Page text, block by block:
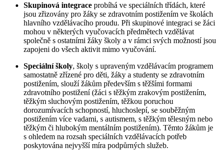
Skupinová integrace probíhá ve speciálních třídách, které
jsou zřizovány pro žáky se zdravotním postižením ve školách
hlavního vzdělávacího proudu. Při skupinové integraci se žáci
mohou v některých vyučovacích předmětech vzdělávat
společně s ostatními žáky školy a v rámci svých možností jsou
zapojeni do všech aktivit mimo vyučování.
Speciální školy, školy s upraveným vzdělávacím programem
samostatně zřízené pro děti, žáky a studenty se zdravotním
postižením, slouží žákům především s těžšími formami
zdravotního postižení (žáci s těžkým zrakovým postižením,
těžkým sluchovým postižením, těžkou poruchou
dorozumívacích schopností, hluchoslepí, se souběžným
postižením více vadami, s autismem, s těžkým tělesným nebo
těžkým či hlubokým mentálním postižením). Těmto žákům je
s ohledem na rozsah speciálních vzdělávacích potřeb
poskytována nejvyšší míra podpůrných služeb.